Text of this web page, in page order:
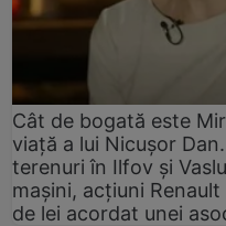
Cât de bogată este
viață a lui Nicușor
terenuri în Ilfov și
mașini, acțiuni
de lei acordat unei